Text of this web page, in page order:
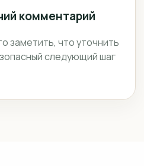
комментарий
заметить, что уточнить
следующий шаг